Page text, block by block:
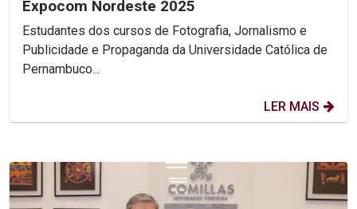
Expocom Nordeste 2025
Estudantes dos cursos de Fotografia, Jornalismo e
Publicidade e Propaganda da Universidade Católica de
Pernambuco...
LER MAIS